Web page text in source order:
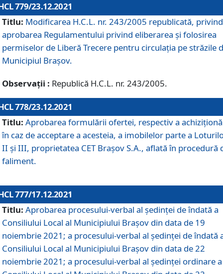
779/23.12.2021
Titlu: Modificarea H.C.L. nr. 243/2005 republicată, privind
aprobarea Regulamentului privind eliberarea şi folosirea
permiselor de Liberă Trecere pentru circulația pe străzile
Municipiul Braşov.
Observații : Republică H.C.L. nr. 243/2005.
778/23.12.2021
Titlu: Aprobarea formulării ofertei, respectiv a
în caz de acceptare a acesteia, a imobilelor parte a
II și III, proprietatea CET Brașov S.A., aflată în procedură
faliment.
777/17.12.2021
Titlu: Aprobarea procesului-verbal al şedinţei de îndată a
Consiliului Local al Municipiului Braşov din data de 19
noiembrie 2021; a procesului-verbal al şedinţei de îndată
Consiliului Local al Municipiului Braşov din data de 22
noiembrie 2021; a procesului-verbal al şedinţei ordinare a